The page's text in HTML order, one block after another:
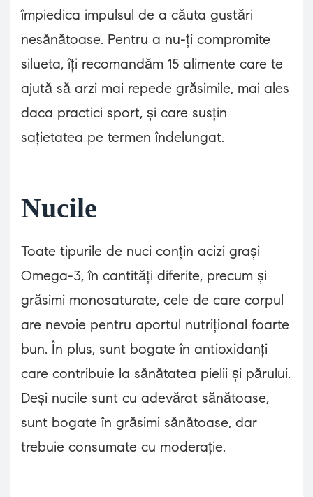
împiedica impulsul de a căuta gustări
nesănătoase. Pentru a nu-ți compromite
silueta, îți recomandăm 15 alimente care te
ajută să arzi mai repede grăsimile, mai ales
daca practici sport, și care susțin
sațietatea pe termen îndelungat.
Nucile
Toate tipurile de nuci conțin acizi grași
Omega-3, în cantități diferite, precum și
grăsimi monosaturate, cele de care corpul
are nevoie pentru aportul nutrițional foarte
bun. În plus, sunt bogate în antioxidanți
care contribuie la sănătatea pielii și părului.
Deși nucile sunt cu adevărat sănătoase,
sunt bogate în grăsimi sănătoase, dar
trebuie consumate cu moderație.